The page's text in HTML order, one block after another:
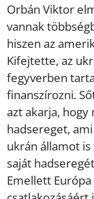
Orbán Viktor
vannak
hiszen az
Kifejtette, az
fegyverben
finanszírozni.
azt akarja,
hadsereget,
ukrán államot
saját
Emellett